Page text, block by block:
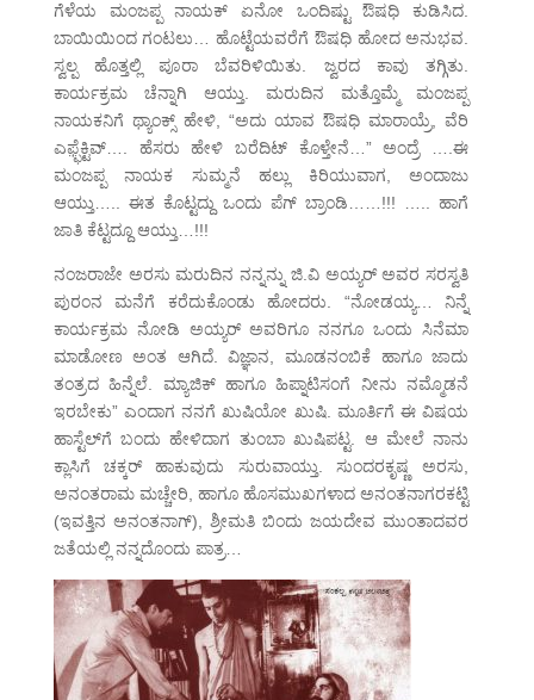
ಗೆಳೆಯ ಮಂಜಪ್ಪ ನಾಯಕ್ ಏನೋ ಒಂದಿಷ್ಟು ಔಷಧಿ ಕುಡಿಸಿದ.
ಬಾಯಿಯಿಂದ ಗಂಟಲು… ಹೊಟ್ಟೆಯವರೆಗೆ ಔಷಧಿ ಹೋದ ಅನುಭವ.
ಸ್ವಲ್ಪ ಹೊತ್ತಲ್ಲಿ ಪೂರಾ ಬೆವರಿಳಿಯಿತು. ಜ್ವರದ ಕಾವು ತಗ್ಗಿತು.
ಕಾರ್ಯಕ್ರಮ ಚೆನ್ನಾಗಿ ಆಯ್ತು. ಮರುದಿನ ಮತ್ತೊಮ್ಮೆ ಮಂಜಪ್ಪ
ನಾಯಕನಿಗೆ ಥ್ಯಾಂಕ್ಸ್ ಹೇಳಿ, “ಅದು ಯಾವ ಔಷಧಿ ಮಾರಾಯ್ರೆ, ವೆರಿ
ಎಫ಼್ಫೆಕ್ಟಿವ್…. ಹೆಸರು ಹೇಳಿ ಬರೆದಿಟ್ ಕೊಳ್ತೇನೆ…” ಅಂದ್ರೆ ….ಈ
ಮಂಜಪ್ಪ ನಾಯಕ ಸುಮ್ಮನೆ ಹಲ್ಲು ಕಿರಿಯುವಾಗ, ಅಂದಾಜು
ಆಯ್ತು….. ಈತ ಕೊಟ್ಟದ್ದು ಒಂದು ಪೆಗ್ ಬ್ರಾಂಡಿ……!!! ….. ಹಾಗೆ
ಜಾತಿ ಕೆಟ್ಟದ್ದೂ ಆಯ್ತು…!!!
ನಂಜರಾಜೇ ಅರಸು ಮರುದಿನ ನನ್ನನ್ನು ಜಿ.ವಿ ಅಯ್ಯರ್ ಅವರ ಸರಸ್ವತಿ
ಪುರಂನ ಮನೆಗೆ ಕರೆದುಕೊಂಡು ಹೋದರು. “ನೋಡಯ್ಯ… ನಿನ್ನೆ
ಕಾರ್ಯಕ್ರಮ ನೋಡಿ ಅಯ್ಯರ್ ಅವರಿಗೂ ನನಗೂ ಒಂದು ಸಿನೆಮಾ
ಮಾಡೋಣ ಅಂತ ಆಗಿದೆ. ವಿಜ್ಞಾನ, ಮೂಡನಂಬಿಕೆ ಹಾಗೂ ಜಾದು
ತಂತ್ರದ ಹಿನ್ನೆಲೆ. ಮ್ಯಾಜಿಕ್ ಹಾಗೂ ಹಿಪ್ನಾಟಿಸಂಗೆ ನೀನು ನಮ್ಮೊಡನೆ
ಇರಬೇಕು” ಎಂದಾಗ ನನಗೆ ಖುಷಿಯೋ ಖುಷಿ. ಮೂರ್ತಿಗೆ ಈ ವಿಷಯ
ಹಾಸ್ಟೆಲ್‌ಗೆ ಬಂದು ಹೇಳಿದಾಗ ತುಂಬಾ ಖುಷಿಪಟ್ಟ. ಆ ಮೇಲೆ ನಾನು
ಕ್ಲಾಸಿಗೆ ಚಕ್ಕರ್ ಹಾಕುವುದು ಸುರುವಾಯ್ತು. ಸುಂದರಕೃಷ್ಣ ಅರಸು,
ಅನಂತರಾಮ ಮಚ್ಚೇರಿ, ಹಾಗೂ ಹೊಸಮುಖಗಳಾದ ಅನಂತನಾಗರಕಟ್ಟಿ
(ಇವತ್ತಿನ ಅನಂತನಾಗ್), ಶ್ರೀಮತಿ ಬಿಂದು ಜಯದೇವ ಮುಂತಾದವರ
ಜತೆಯಲ್ಲಿ ನನ್ನದೊಂದು ಪಾತ್ರ…